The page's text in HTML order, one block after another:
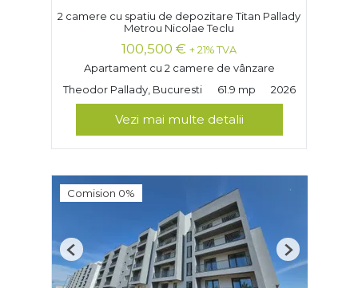
2 camere cu spatiu de depozitare Titan Pallady
Metrou Nicolae Teclu
100,500 € + 21% TVA
Apartament cu 2 camere de vânzare
Theodor Pallady, Bucuresti
61.9 mp 2026
Vezi mai multe detalii
Comision 0%
Previous Next